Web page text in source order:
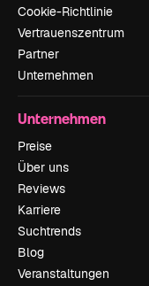
Cookie-Richtlinie
Vertrauenszentrum
Partner
Unternehmen
Unternehmen
Preise
Über uns
Reviews
Karriere
Suchtrends
Blog
Veranstaltungen